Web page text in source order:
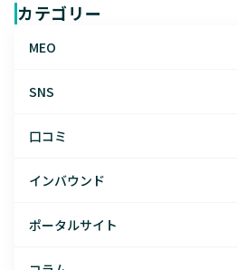
カテゴリー
MEO
SNS
口コミ
インバウンド
ポータルサイト